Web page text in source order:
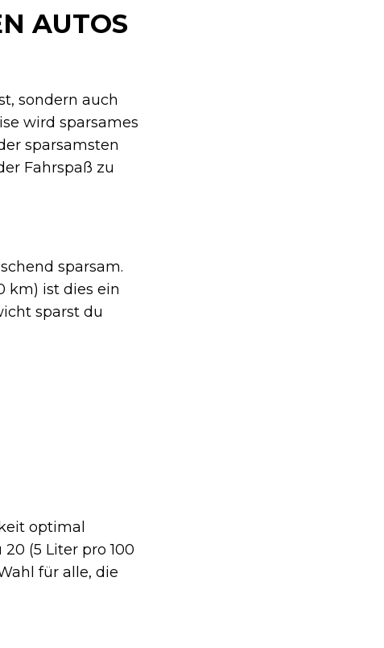
AUTOS
sondern auch
wird sparsames
sparsamsten
Fahrspaß zu
sparsam.
km) ist dies ein
sparst du
optimal
(5 Liter pro 100
für alle, die